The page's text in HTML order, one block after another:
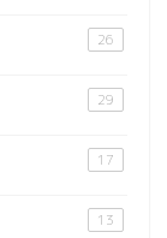
26
29
17
13